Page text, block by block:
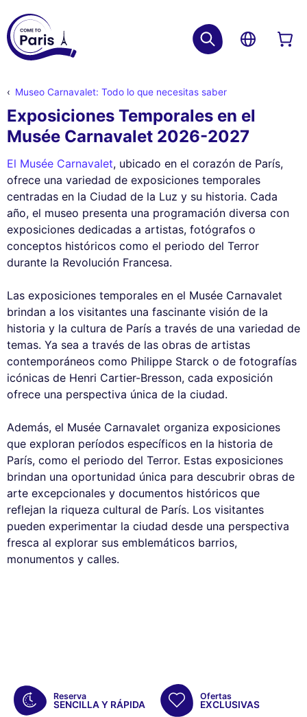
Museo Carnavalet: Todo lo que necesitas saber
Exposiciones Temporales en el
Musée Carnavalet 2026-2027
El Musée Carnavalet, ubicado en el corazón de París,
ofrece una variedad de exposiciones temporales
centradas en la Ciudad de la Luz y su historia. Cada
año, el museo presenta una programación diversa con
exposiciones dedicadas a artistas, fotógrafos o
conceptos históricos como el periodo del Terror
durante la Revolución Francesa.
Las exposiciones temporales en el Musée Carnavalet
brindan a los visitantes una fascinante visión de la
historia y la cultura de París a través de una variedad de
temas. Ya sea a través de las obras de artistas
contemporáneos como Philippe Starck o de fotografías
icónicas de Henri Cartier-Bresson, cada exposición
ofrece una perspectiva única de la ciudad.
Además, el Musée Carnavalet organiza exposiciones
que exploran períodos específicos en la historia de
París, como el periodo del Terror. Estas exposiciones
brindan una oportunidad única para descubrir obras de
arte excepcionales y documentos históricos que
reflejan la riqueza cultural de París. Los visitantes
pueden experimentar la ciudad desde una perspectiva
fresca al explorar sus emblemáticos barrios,
monumentos y calles.
Reserva
SENCILLA Y RÁPIDA
Ofertas
EXCLUSIVAS